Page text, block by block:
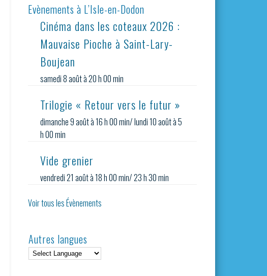
Evènements à L’Isle-en-Dodon
Cinéma dans les coteaux 2026 :
Mauvaise Pioche à Saint-Lary-
Boujean
samedi 8 août à 20 h 00 min
Trilogie « Retour vers le futur »
dimanche 9 août à 16 h 00 min/lundi 10 août à 5
h 00 min
Vide grenier
vendredi 21 août à 18 h 00 min/23 h 30 min
Voir tous les Évènements
Autres langues